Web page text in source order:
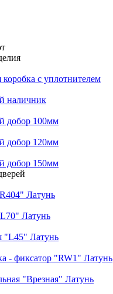
с уплотнителем
наличник
добор 100мм
добор 120мм
добор 150мм
Латунь
Латунь
"L45" Латунь
- фиксатор "RW1" Латунь
"Врезная" Латунь